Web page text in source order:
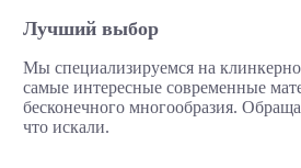
Лучший выбор
Мы специализируемся на
самые интересные современные
бесконечного многообразия.
что искали.